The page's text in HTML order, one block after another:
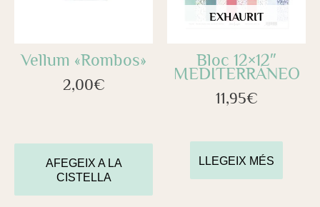
Vellum «Rombos»
2,00€
AFEGEIX A LA
CISTELLA
EXHAURIT
Bloc 12×12″
MEDITERRÁNEO
11,95€
LLEGEIX MÉS